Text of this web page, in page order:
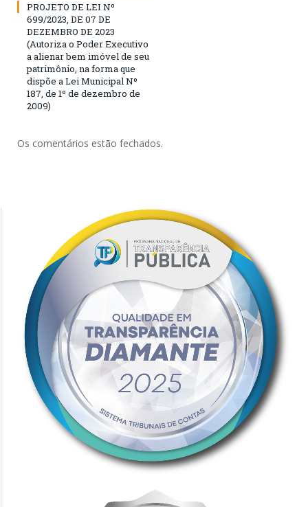
PROJETO DE LEI Nº
699/2023, DE 07 DE
DEZEMBRO DE 2023
(Autoriza o Poder Executivo
a alienar bem imóvel de seu
patrimônio, na forma que
dispõe a Lei Municipal Nº
187, de 1º de dezembro de
2009)
Os comentários estão fechados.